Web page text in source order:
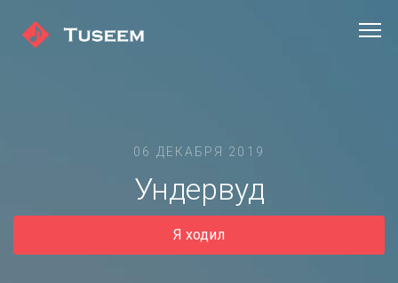
06 ДЕКАБРЯ 2019
Ундервуд
Я ходил